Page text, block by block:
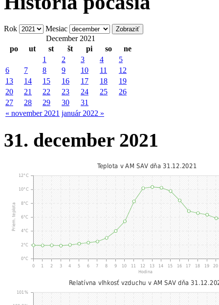
Rok
Mesiac
December 2021
po
ut st št pi so ne
« november 2021 január 2022 »
1 2 3 4
5
6
7 8 9 10 11
12
13
14 15 16 17 18
19
20
21 22 23 24 25
26
27
28 29 30 31
31. december 2021